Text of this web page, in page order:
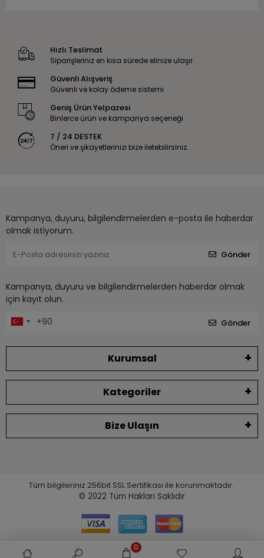
Hızlı Teslimat
Siparişleriniz en kısa sürede elinize ulaşır.
Güvenli Alışveriş
Güvenli ve kolay ödeme sistemi
Geniş Ürün Yelpazesi
Binlerce ürün ve kampanya seçeneği
7 / 24 DESTEK
Öneri ve şikayetlerinizi bize iletebilirsiniz.
Kampanya, duyuru, bilgilendirmelerden e-posta ile haberdar
olmak istiyorum.
Gönder
Kampanya, duyuru ve bilgilendirmelerden haberdar olmak
için kayıt olun.
Gönder
Kurumsal
Kategoriler
Bize Ulaşın
Tüm bilgileriniz 256bit SSL Sertifikası ile korunmaktadır.
© 2022 Tüm Hakları Saklıdır
0